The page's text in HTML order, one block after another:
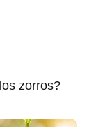
zorros?